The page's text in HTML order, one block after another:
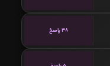
38 پاسخ